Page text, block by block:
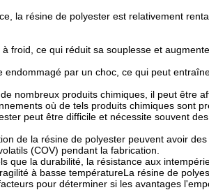
la résine de polyester est relativement
froid, ce qui réduit sa souplesse et
endommagé par un choc, ce qui peut
nombreux produits chimiques, il peut être
où de tels produits chimiques sont
peut être difficile et nécessite souvent
de la résine de polyester peuvent avoir
(COV) pendant la fabrication.
que la durabilité, la résistance aux
à basse températureLa résine de
pour déterminer si les avantages